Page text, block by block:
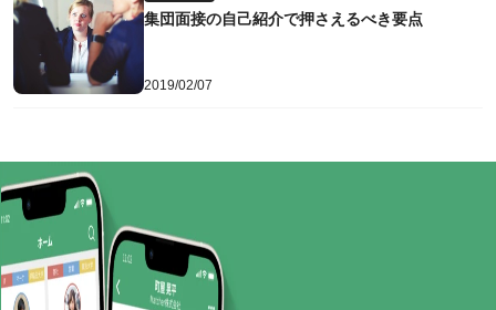
集団面接の自己紹介で押さえるべき要点
2019/02/07